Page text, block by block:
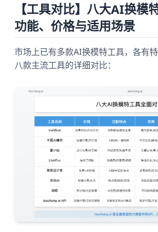
【工具对比】八大AI换模
功能、价格与适用场景
市场上已有多款AI换模特工具，各有
八款主流工具的详细对比：